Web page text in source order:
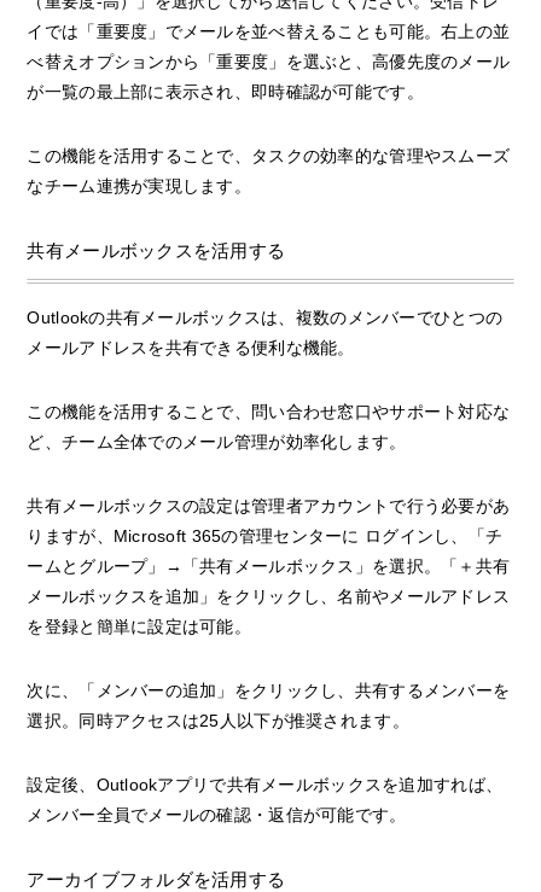
イでは「重要度」でメールを並べ替えることも可能。右上の並
べ替えオプションから「重要度」を選ぶと、高優先度のメール
が一覧の最上部に表示され、即時確認が可能です。
この機能を活用することで、タスクの効率的な管理やスムーズ
なチーム連携が実現します。
共有メールボックスを活用する
Outlookの共有メールボックスは、複数のメンバーでひとつの
メールアドレスを共有できる便利な機能。
この機能を活用することで、問い合わせ窓口やサポート対応な
ど、チーム全体でのメール管理が効率化します。
共有メールボックスの設定は管理者アカウントで行う必要があ
りますが、Microsoft 365の管理センターに ログインし、「チ
ームとグループ」→「共有メールボックス」を選択。「＋共有
メールボックスを追加」をクリックし、名前やメールアドレス
を登録と簡単に設定は可能。
次に、「メンバーの追加」をクリックし、共有するメンバーを
選択。同時アクセスは25人以下が推奨されます。
設定後、Outlookアプリで共有メールボックスを追加すれば、
メンバー全員でメールの確認・返信が可能です。
アーカイブフォルダを活用する